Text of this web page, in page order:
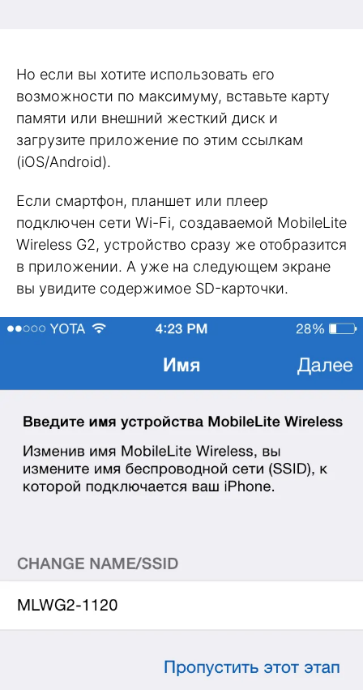
Но если вы хотите использовать его
возможности по максимуму, вставьте карту
памяти или внешний жесткий диск и
загрузите приложение по этим ссылкам
(iOS/Android).
Если смартфон, планшет или плеер
подключен сети Wi-Fi, создаваемой MobileLite
Wireless G2, устройство сразу же отобразится
в приложении. А уже на следующем экране
вы увидите содержимое SD-карточки.